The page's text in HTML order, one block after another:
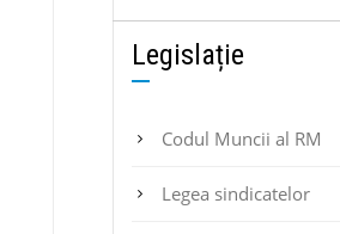
Legislație
Codul Muncii al RM
Legea sindicatelor